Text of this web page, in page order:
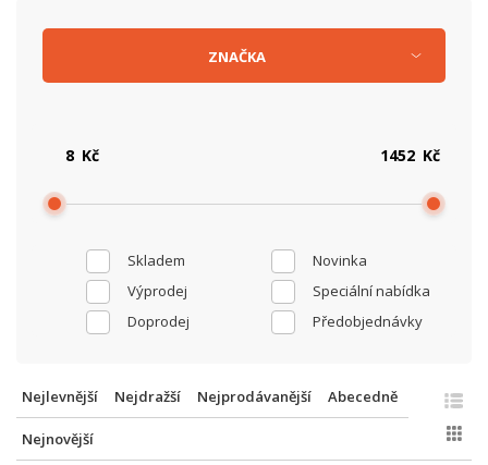
Skladem
Novinka
Výprodej
Speciální nabídka
Doprodej
Předobjednávky
Kč Kč
ZNAČKA
Nejlevnější Nejdražší Nejprodávanější Abecedně
Nejnovější